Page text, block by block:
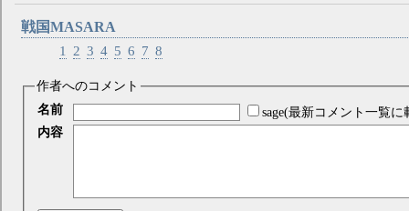
戦国MASARA
1
2 3 4 5 6 7 8
作者へのコメント
名前
sage(最新コメント一覧に
内容